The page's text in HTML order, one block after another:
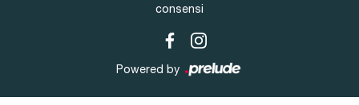
consensi
Powered by